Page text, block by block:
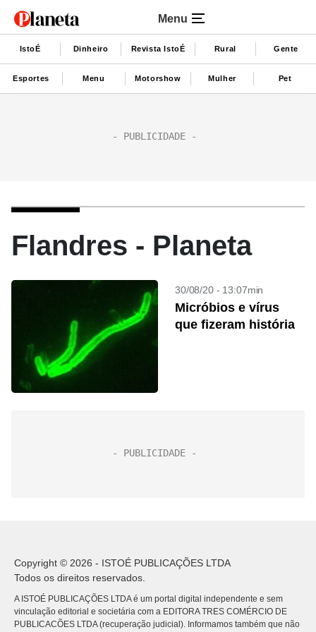
Menu
IstoÉ Dinheiro Revista IstoÉ Rural Gente
Esportes Menu Motorshow Mulher Pet
Flandres - Planeta
30/08/20 - 13:07min
Micróbios e vírus
que fizeram história
Copyright © 2026 - ISTOÉ PUBLICAÇÕES LTDA
Todos os direitos reservados.
A ISTOÉ PUBLICAÇÕES LTDA é um portal digital independente e sem
vinculação editorial e societária com a EDITORA TRES COMÉRCIO DE
PUBLICACÕES LTDA (recuperação judicial). Informamos também que não